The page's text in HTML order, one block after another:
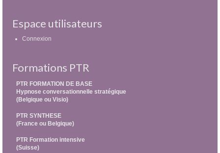
Espace utilisateurs
Connexion
Formations PTR
PTR FORMATION DE BASE
Hypnose conversationnelle stratégique
(Belgique ou Visio)
PTR SYNTHESE
(France ou Belgique)
PTR Formation intensive
(Suisse)